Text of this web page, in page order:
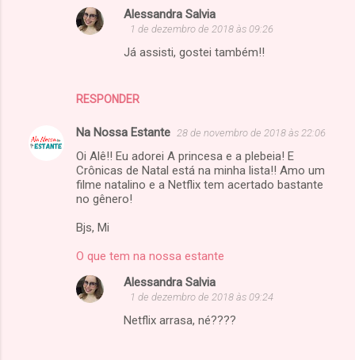
RESPONDER
Alessandra Salvia
1 de dezembro de 2018 às 09:26
Já assisti, gostei também!!
Na Nossa Estante 28 de novembro de 2018 às 22:06
Oi Alê!! Eu adorei A princesa e a plebeia! E
Crônicas de Natal está na minha lista!! Amo um
filme natalino e a Netflix tem acertado bastante
no gênero!
Bjs, Mi
O que tem na nossa estante
Alessandra Salvia
1 de dezembro de 2018 às 09:24
Netflix arrasa, né????